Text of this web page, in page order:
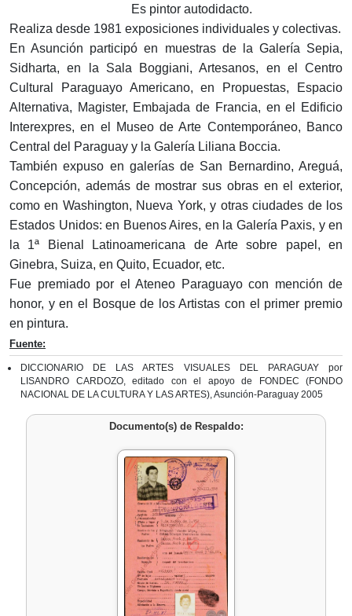
Es pintor autodidacto.
Realiza desde 1981 exposiciones individuales y colectivas.
En Asunción participó en muestras de la Galería Sepia,
Sidharta, en la Sala Boggiani, Artesanos, en el Centro
Cultural Paraguayo Americano, en Propuestas, Espacio
Alternativa, Magister, Embajada de Francia, en el Edificio
Interexpres, en el Museo de Arte Contemporáneo, Banco
Central del Paraguay y la Galería Liliana Boccia.
También expuso en galerías de San Bernardino, Areguá,
Concepción, además de mostrar sus obras en el exterior,
como en Washington, Nueva York, y otras ciudades de los
Estados Unidos: en Buenos Aires, en la Galería Paxis, y en
la 1ª Bienal Latinoamericana de Arte sobre papel, en
Ginebra, Suiza, en Quito, Ecuador, etc.
Fue premiado por el Ateneo Paraguayo con mención de
honor, y en el Bosque de los Artistas con el primer premio
en pintura.
Fuente:
DICCIONARIO DE LAS ARTES VISUALES DEL PARAGUAY por
LISANDRO CARDOZO, editado con el apoyo de FONDEC (FONDO
NACIONAL DE LA CULTURA Y LAS ARTES), Asunción-Paraguay 2005
Documento(s) de Respaldo: